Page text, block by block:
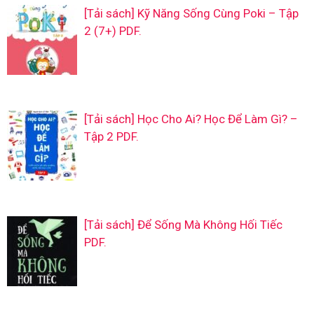
[Tải sách] Kỹ Năng Sống Cùng Poki – Tập
2 (7+) PDF.
[Tải sách] Học Cho Ai? Học Để Làm Gì? –
Tập 2 PDF.
[Tải sách] Để Sống Mà Không Hối Tiếc
PDF.